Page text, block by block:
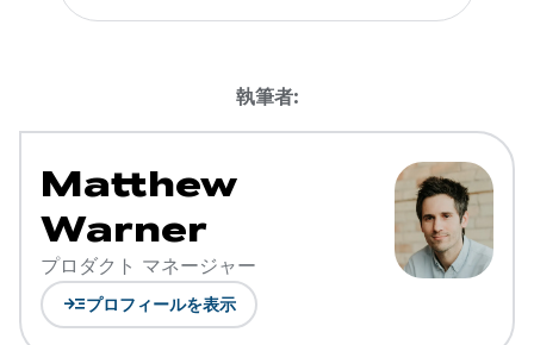
執筆者:
Matthew
Warner
プロダクト マネージャー
read_moreプロフィールを表示